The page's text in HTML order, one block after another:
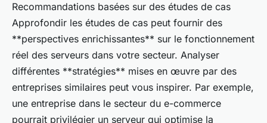
Recommandations basées sur des études de cas
Approfondir les études de cas peut fournir des
**perspectives enrichissantes** sur le fonctionnement
réel des serveurs dans votre secteur. Analyser
différentes **stratégies** mises en œuvre par des
entreprises similaires peut vous inspirer. Par exemple,
une entreprise dans le secteur du e-commerce
pourrait privilégier un serveur qui optimise la